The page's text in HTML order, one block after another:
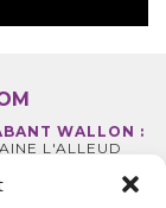
WALLON :
L'ALLEUD
(0) 2 663 70 09
|